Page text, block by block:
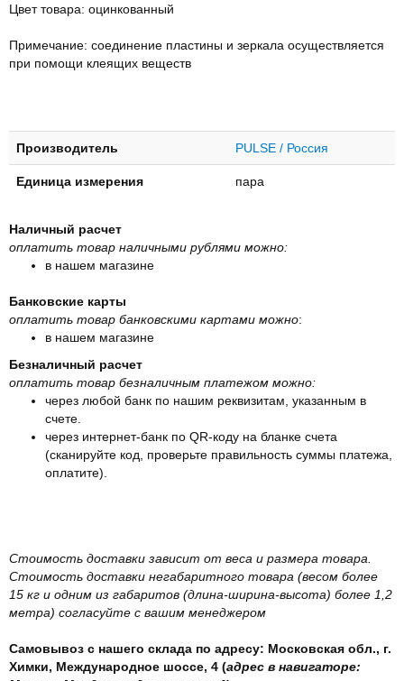
Цвет товара: оцинкованный
Примечание: соединение пластины и зеркала осуществляется
при помощи клеящих веществ
Производитель PULSE / Россия
Единица измерения пара
Наличный расчет
оплатить товар наличными рублями можно:
в нашем магазине
Банковские карты
оплатить товар банковскими картами можно:
в нашем магазине
Безналичный расчет
оплатить товар безналичным платежом можно:
через любой банк по нашим реквизитам, указанным в
счете.
через интернет-банк по QR-коду на бланке счета
(сканируйте код, проверьте правильность суммы платежа,
оплатите).
Стоимость доставки зависит от веса и размера товара.
Стоимость доставки негабаритного товара (весом более
15 кг и одним из габаритов (длина-ширина-высота) более 1,2
метра) согласуйте с вашим менеджером
Самовывоз с нашего склада по адресу: Московская обл., г.
Химки, Международное шоссе, 4 (адрес в навигаторе: